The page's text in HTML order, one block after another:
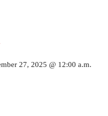
27, 2025 @ 12:00 a.m.